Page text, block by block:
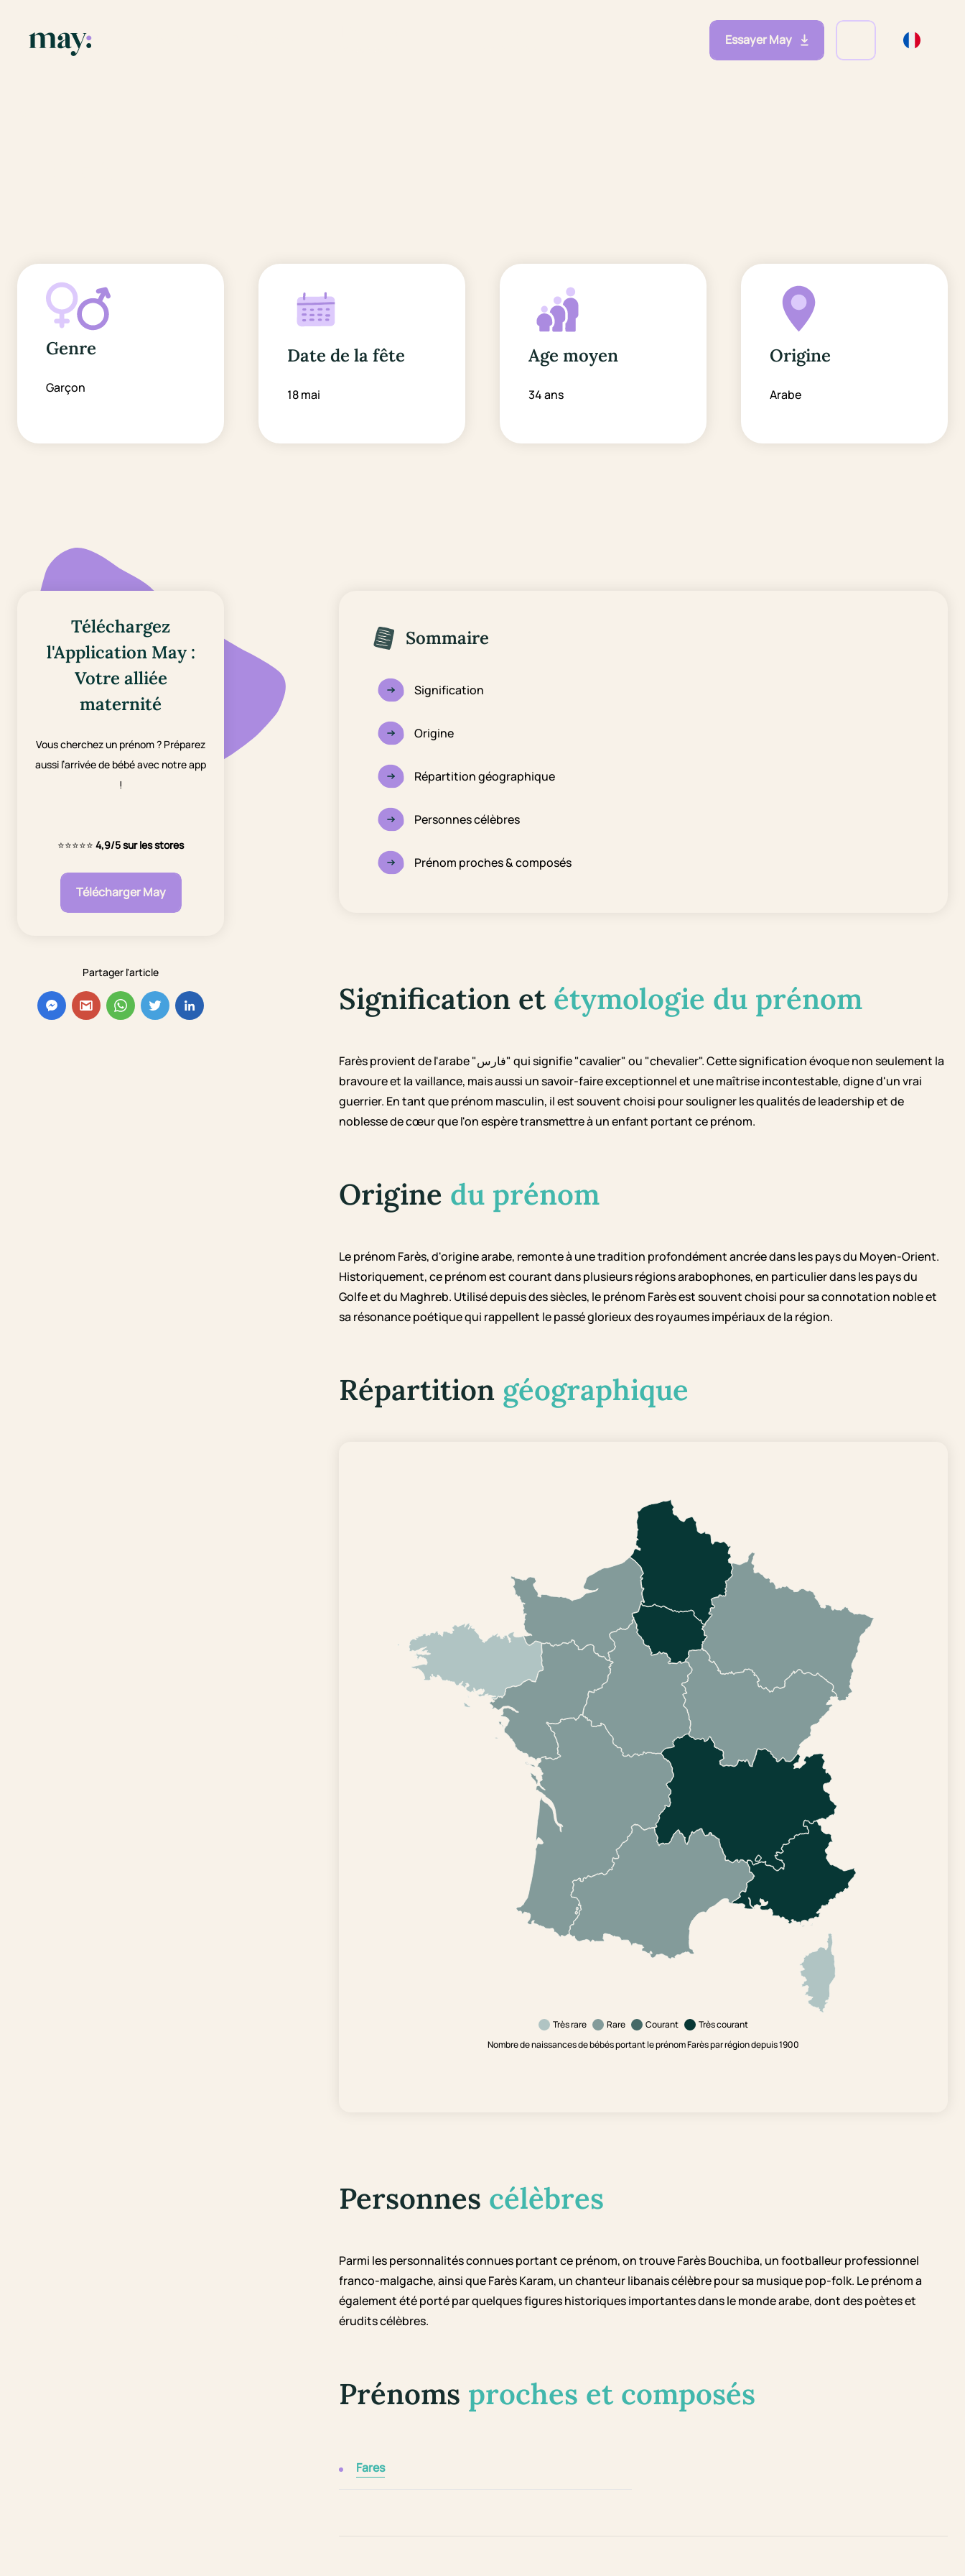
Essayer May
Genre
Garçon
Date de la fête
18 mai
Age moyen
34 ans
Origine
Arabe
Téléchargez
l'Application May :
Votre alliée
maternité
Vous cherchez un prénom ? Préparez
aussi l’arrivée de bébé avec notre app
!
⭐⭐⭐⭐⭐ 4,9/5 sur les stores
Télécharger May
Partager l'article
Sommaire
Signification
Origine
Répartition géographique
Personnes célèbres
Prénom proches & composés
Signification et étymologie du prénom
Farès provient de l'arabe "فارس" qui signifie "cavalier" ou "chevalier". Cette signification évoque non seulement la
bravoure et la vaillance, mais aussi un savoir-faire exceptionnel et une maîtrise incontestable, digne d'un vrai
guerrier. En tant que prénom masculin, il est souvent choisi pour souligner les qualités de leadership et de
noblesse de cœur que l'on espère transmettre à un enfant portant ce prénom.
Origine du prénom
Le prénom Farès, d'origine arabe, remonte à une tradition profondément ancrée dans les pays du Moyen-Orient.
Historiquement, ce prénom est courant dans plusieurs régions arabophones, en particulier dans les pays du
Golfe et du Maghreb. Utilisé depuis des siècles, le prénom Farès est souvent choisi pour sa connotation noble et
sa résonance poétique qui rappellent le passé glorieux des royaumes impériaux de la région.
Répartition géographique
Très rare Rare Courant
Très courant
Nombre de naissances de bébés portant le prénom Farès par région depuis 1900
Personnes célèbres
Parmi les personnalités connues portant ce prénom, on trouve Farès Bouchiba, un footballeur professionnel
franco-malgache, ainsi que Farès Karam, un chanteur libanais célèbre pour sa musique pop-folk. Le prénom a
également été porté par quelques figures historiques importantes dans le monde arabe, dont des poètes et
érudits célèbres.
Prénoms proches et composés
Fares